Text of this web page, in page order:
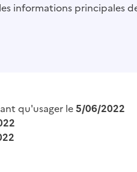
informations principales
qu'usager le5/06/2022